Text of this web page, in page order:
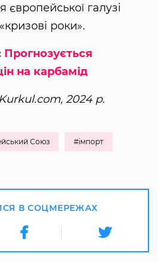
галузі
роки».
Прогнозується
на карбамід
2024 р.
Союз #імпорт
В СОЦМЕРЕЖАХ